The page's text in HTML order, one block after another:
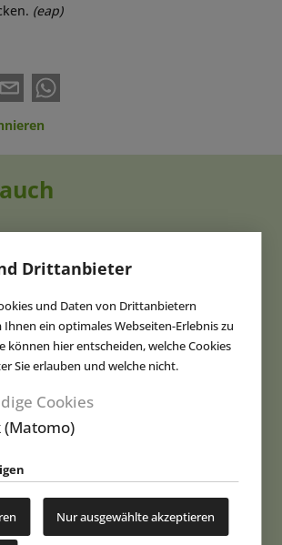
Drittanbieter
und Daten von Drittanbietern
ein optimales Webseiten-Erlebnis zu
können hier entscheiden, welche Cookies
Sie erlauben und welche nicht.
Cookies
Nur ausgewählte akzeptieren
(eap)
neuer Präsident von
seit 2023 als Präsident von
Aquatica in (...)weiterlesen
begrüßt 40-millionsten
feiert der Movie Park Germany in
sein 30-jähriges (...)weiterlesen